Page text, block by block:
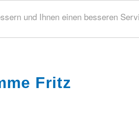
und Ihnen einen besseren
Fritz